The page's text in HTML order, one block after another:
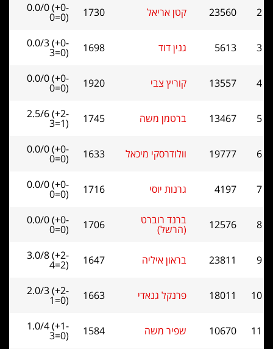
23560 קטן אריאל 1730
0.0/0 (+0-
0=0)
5613 גנין דוד 1698
0.0/3 (+0-
3=0)
13557 קוריץ צבי 1920
0.0/0 (+0-
0=0)
13467 ברטמן משה 1745
2.5/6 (+2-
3=1)
19777 וולודרסקי מיכאל 1633
0.0/0 (+0-
0=0)
4197 גרנות יוסי 1716
0.0/0 (+0-
0=0)
12576 ברנד רוברט
(הרשל) 1706
0.0/0 (+0-
0=0)
23811 בראון איליה 1647
3.0/8 (+2-
4=2)
18011 פרנקל גנאדי 1663
2.0/3 (+2-
1=0)
10670 שפיר משה 1584
1.0/4 (+1-
3=0)